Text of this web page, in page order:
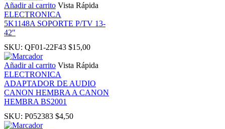
panel
Panel
Añadir al carrito Vista Rápida
ELECTRONICA
5K1148A SOPORTE P/TV 13-
42″
SKU: QF01-22F43 $15,00
Añadir al carrito Vista Rápida
ELECTRONICA
ADAPTADOR DE AUDIO
CANON HEMBRA A CANON
HEMBRA BS2001
SKU: P052383 $4,50